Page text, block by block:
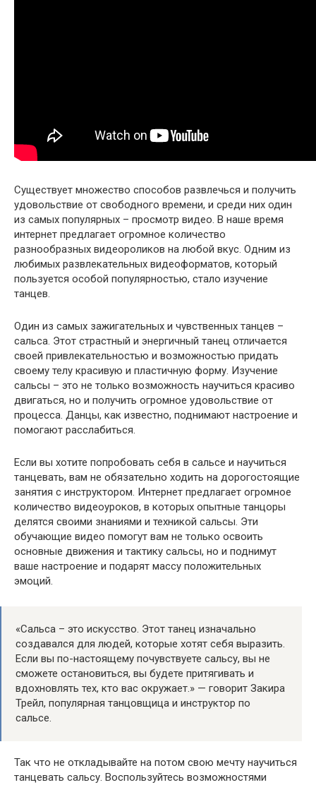
Существует множество способов развлечься и получить
удовольствие от свободного времени, и среди них один
из самых популярных – просмотр видео. В наше время
интернет предлагает огромное количество
разнообразных видеороликов на любой вкус. Одним из
любимых развлекательных видеоформатов, который
пользуется особой популярностью, стало изучение
танцев.
Один из самых зажигательных и чувственных танцев –
сальса. Этот страстный и энергичный танец отличается
своей привлекательностью и возможностью придать
своему телу красивую и пластичную форму. Изучение
сальсы – это не только возможность научиться красиво
двигаться, но и получить огромное удовольствие от
процесса. Данцы, как известно, поднимают настроение и
помогают расслабиться.
Если вы хотите попробовать себя в сальсе и научиться
танцевать, вам не обязательно ходить на дорогостоящие
занятия с инструктором. Интернет предлагает огромное
количество видеоуроков, в которых опытные танцоры
делятся своими знаниями и техникой сальсы. Эти
обучающие видео помогут вам не только освоить
основные движения и тактику сальсы, но и поднимут
ваше настроение и подарят массу положительных
эмоций.
«Сальса – это искусство. Этот танец изначально
создавался для людей, которые хотят себя выразить.
Если вы по-настоящему почувствуете сальсу, вы не
сможете остановиться, вы будете притягивать и
вдохновлять тех, кто вас окружает.» — говорит Закира
Трейл, популярная танцовщица и инструктор по
сальсе.
Так что не откладывайте на потом свою мечту научиться
танцевать сальсу. Воспользуйтесь возможностями